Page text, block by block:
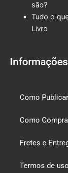
são?
Tudo o
Livro
Como Publicar
Como
Fretes e
Termos de uso